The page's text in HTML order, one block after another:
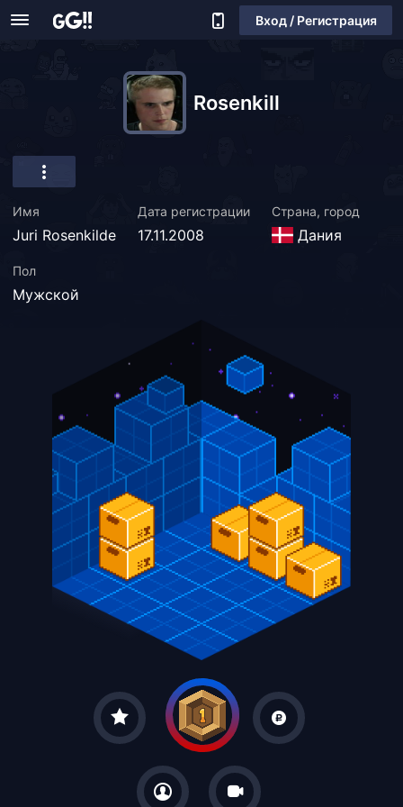
Вход / Регистрация
Rosenkill
Имя
Juri Rosenkilde
Дата регистрации
17.11.2008
Страна, город
Дания
Пол
Мужской